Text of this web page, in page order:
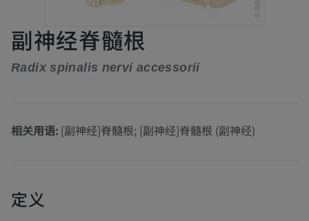
副神经脊髓根
Radix spinalis nervi accessorii
相关用语: [副神经]脊髓根; [副神经]脊髓根 (副神经)
定义